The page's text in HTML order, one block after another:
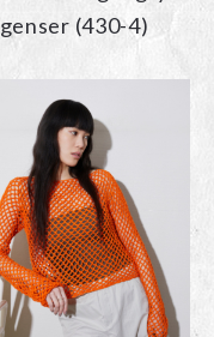
genser (430-4)